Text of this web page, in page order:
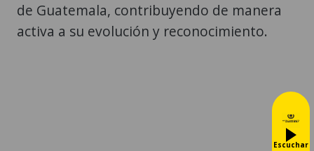
de Guatemala, contribuyendo de manera
activa a su evolución y reconocimiento.
Escuchar